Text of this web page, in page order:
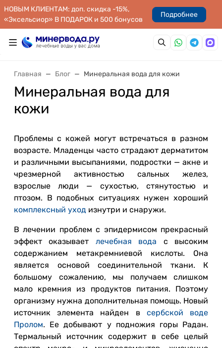
НОВЫМ КЛИЕНТАМ: доп. скидка -15%,
«Эксельсиор» В ПОДАРОК и 500 бонусов
Подробнее
Главная Блог Минеральная вода для кожи
Минеральная вода для
кожи
Проблемы с кожей могут встречаться в разном
возрасте. Младенцы часто страдают дерматитом
и различными высыпаниями, подростки — акне и
чрезмерной активностью сальных желез,
взрослые люди — сухостью, стянутостью и
птозом. В подобных ситуациях нужен хороший
комплексный уход изнутри и снаружи.
В лечении проблем с эпидермисом прекрасный
эффект оказывает лечебная вода с высоким
содержанием метакремниевой кислоты. Она
является основой соединительной ткани. К
большому сожалению, мы получаем слишком
мало кремния из продуктов питания. Поэтому
организму нужна дополнительная помощь. Новый
источник элемента найден в сербской воде
Пролом. Ее добывают у подножия горы Радан.
Термальный источник содержит в себе целый